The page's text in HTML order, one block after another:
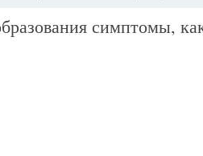
симптомы,